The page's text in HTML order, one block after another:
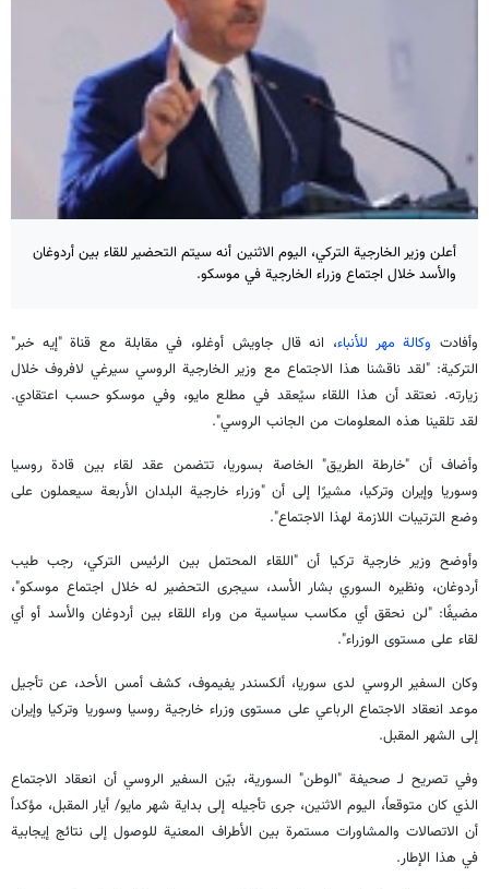
أعلن وزير الخارجية التركي، اليوم الاثنين أنه سيتم التحضير للقاء بين أردوغان
والأسد خلال اجتماع وزراء الخارجية في موسكو.
وأفادت وكالة مهر للأنباء، انه قال جاويش أوغلو، في مقابلة مع قناة "إيه خبر"
التركية: "لقد ناقشنا هذا الاجتماع مع وزير الخارجية الروسي سيرغي لافروف خلال
زيارته. نعتقد أن هذا اللقاء سيُعقد في مطلع مايو، وفي موسكو حسب اعتقادي.
لقد تلقينا هذه المعلومات من الجانب الروسي".
وأضاف أن "خارطة الطريق" الخاصة بسوريا، تتضمن عقد لقاء بين قادة روسيا
وسوريا وإيران وتركيا، مشيرًا إلى أن "وزراء خارجية البلدان الأربعة سيعملون على
وضع الترتيبات اللازمة لهذا الاجتماع".
وأوضح وزير خارجية تركيا أن "اللقاء المحتمل بين الرئيس التركي، رجب طيب
أردوغان، ونظيره السوري بشار الأسد، سيجرى التحضير له خلال اجتماع موسكو"،
مضيفًا: "لن نحقق أي مكاسب سياسية من وراء اللقاء بين أردوغان والأسد أو أي
لقاء على مستوى الوزراء".
وكان السفير الروسي لدى سوريا، ألكسندر يفيموف، كشف أمس الأحد، عن تأجيل
موعد انعقاد الاجتماع الرباعي على مستوى وزراء خارجية روسيا وسوريا وتركيا وإيران
إلى الشهر المقبل.
وفي تصريح لـ صحيفة "الوطن" السورية، بيّن السفير الروسي أن انعقاد الاجتماع
الذي كان متوقعاً، اليوم الاثنين، جرى تأجيله إلى بداية شهر مايو/ أيار المقبل، مؤكداً
أن الاتصالات والمشاورات مستمرة بين الأطراف المعنية للوصول إلى نتائج إيجابية
في هذا الإطار.